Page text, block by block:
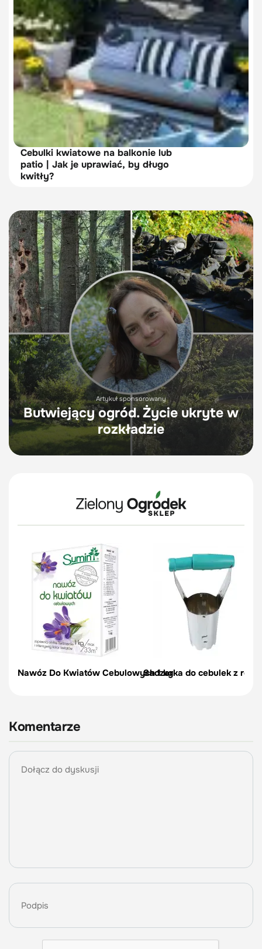
Cebulki kwiatowe na balkonie lub
patio | Jak je uprawiać, by długo
kwitły?
Artykuł sponsorowany
Butwiejący ogród. Życie ukryte w
rozkładzie
Nawóz Do Kwiatów Cebulowych 1 kgSadzarka do cebulek z
Komentarze